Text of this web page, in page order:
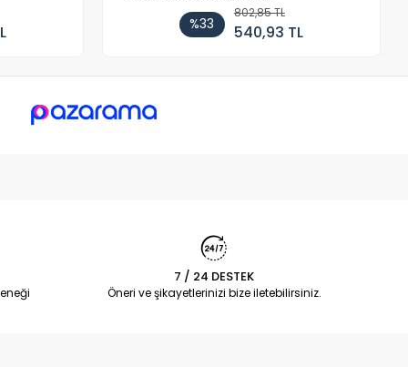
%33
802,85 TL
540,93 TL
7 / 24 DESTEK
Öneri ve şikayetlerinizi bize iletebilirsiniz.